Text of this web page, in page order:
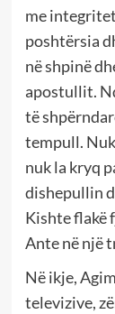
me
poshtërsia
në shpinë
apostullit.
të
tempull.
nuk la kryq
dishepullin
Kishte flakë
Ante në një
Në ikje,
televizive,